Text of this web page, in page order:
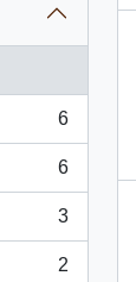
6
6
3
2